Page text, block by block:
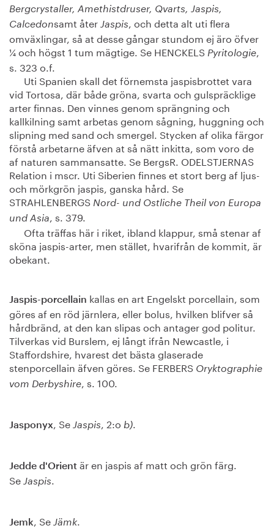
Bergcrystaller, Amethistdruser, Qvarts, Jaspis,
Calcedonsamt åter Jaspis, och detta alt uti flera
omväxlingar, så at desse gångar stundom ej äro öfver
¼ och högst 1 tum mägtige. Se HENCKELS Pyritologie,
s. 323 o.f.
Uti Spanien skall det förnemsta jaspisbrottet vara
vid Tortosa, där både gröna, svarta och gulspräcklige
arter finnas. Den vinnes genom sprängning och
kallkilning samt arbetas genom sågning, huggning och
slipning med sand och smergel. Stycken af olika färgor
förstå arbetarne äfven at så nätt inkitta, som voro de
af naturen sammansatte. Se BergsR. ODELSTJERNAS
Relation i mscr. Uti Siberien finnes et stort berg af ljus-
och mörkgrön jaspis, ganska hård. Se
STRAHLENBERGS Nord- und Ostliche Theil von Europa
und Asia, s. 379.
Ofta träffas här i riket, ibland klappur, små stenar af
sköna jaspis-arter, men stället, hvarifrån de kommit, är
obekant.
Jaspis-porcellain kallas en art Engelskt porcellain, som
göres af en röd järnlera, eller bolus, hvilken blifver så
hårdbränd, at den kan slipas och antager god politur.
Tilverkas vid Burslem, ej långt ifrån Newcastle, i
Staffordshire, hvarest det bästa glaserade
stenporcellain äfven göres. Se FERBERS Oryktographie
vom Derbyshire, s. 100.
Jasponyx, Se Jaspis, 2:o b).
Jedde d'Orient är en jaspis af matt och grön färg.
Se Jaspis.
Jemk, Se Jämk.